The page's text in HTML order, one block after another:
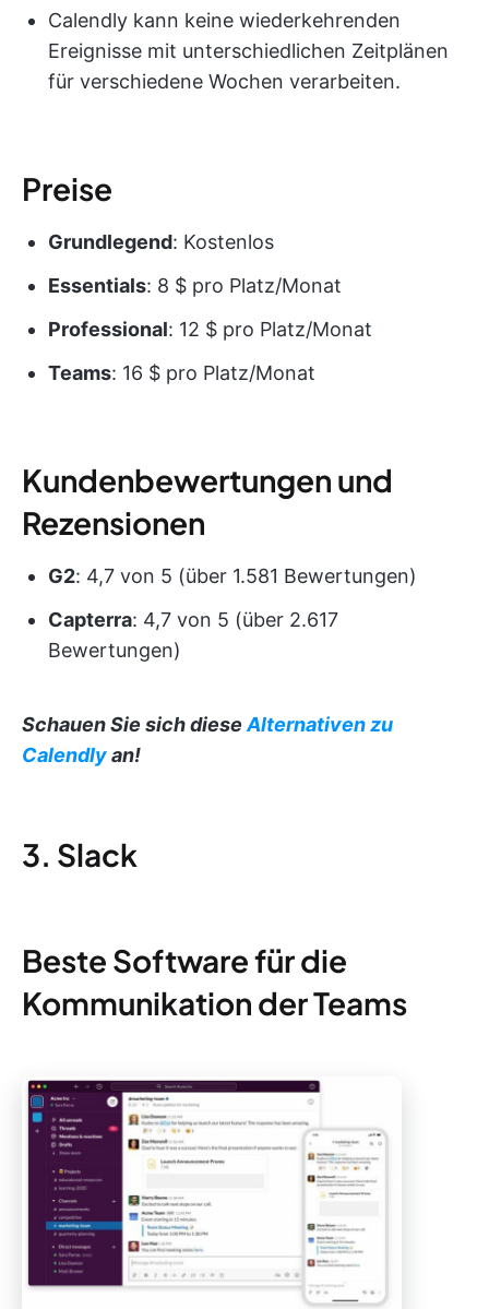
Calendly kann keine wiederkehrenden
Ereignisse mit unterschiedlichen Zeitplänen
für verschiedene Wochen verarbeiten.
Preise
Grundlegend: Kostenlos
Essentials: 8 $ pro Platz/Monat
Professional: 12 $ pro Platz/Monat
Teams: 16 $ pro Platz/Monat
Kundenbewertungen und
Rezensionen
G2: 4,7 von 5 (über 1.581 Bewertungen)
Capterra: 4,7 von 5 (über 2.617
Bewertungen)
Schauen Sie sich diese Alternativen zu
Calendlyan!
3. Slack
Beste Software für die
Kommunikation der Teams